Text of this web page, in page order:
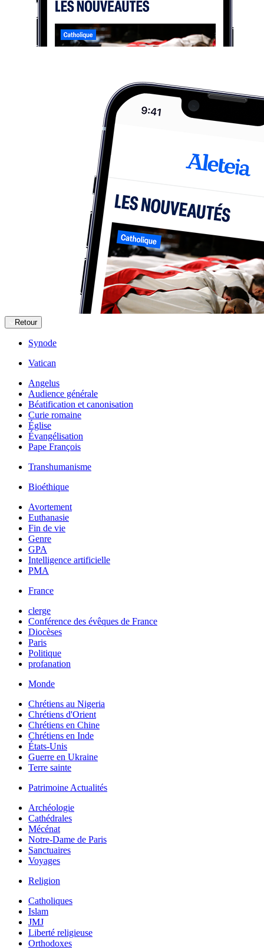
Retour
Synode
Vatican
Angelus
Audience générale
Béatification et canonisation
Curie romaine
Église
Évangélisation
Pape François
Transhumanisme
Bioéthique
Avortement
Euthanasie
Fin de vie
Genre
GPA
Intelligence artificielle
PMA
France
clerge
Conférence des évêques de France
Diocèses
Paris
Politique
profanation
Monde
Chrétiens au Nigeria
Chrétiens d'Orient
Chrétiens en Chine
Chrétiens en Inde
États-Unis
Guerre en Ukraine
Terre sainte
Patrimoine Actualités
Archéologie
Cathédrales
Mécénat
Notre-Dame de Paris
Sanctuaires
Voyages
Religion
Catholiques
Islam
JMJ
Liberté religieuse
Orthodoxes